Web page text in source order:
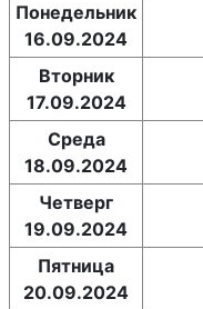
Понедельник
16.09.2024
Вторник
17.09.2024
Среда
18.09.2024
Четверг
19.09.2024
Пятница
20.09.2024